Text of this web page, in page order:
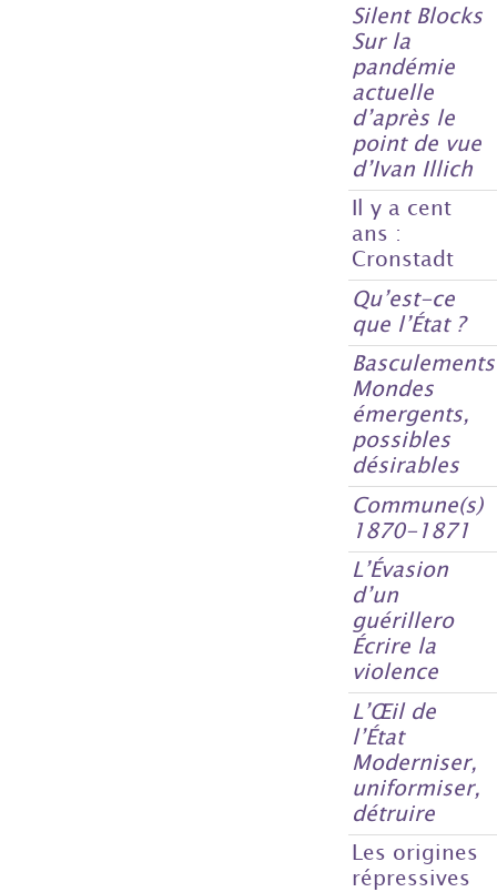
Silent Blocks
Sur la
pandémie
actuelle
d’après le
point de vue
d’Ivan Illich
Il y a cent
ans :
Cronstadt
Qu’est-ce
que l’État ?
Basculements
Mondes
émergents,
possibles
désirables
Commune(s)
1870-1871
L’Évasion
d’un
guérillero
Écrire la
violence
L’Œil de
l’État
Moderniser,
uniformiser,
détruire
Les origines
répressives